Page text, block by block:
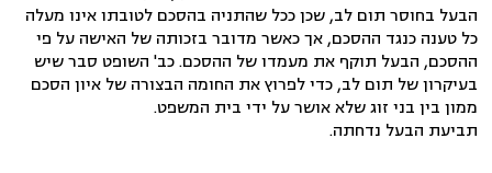
הבעל בחוסר תום לב, שכן ככל שהתניה בהסכם לטובתו אינו מעלה
כל טענה כנגד ההסכם, אך כאשר מדובר בזכותה של האישה על פי
ההסכם, הבעל תוקף את מעמדו של ההסכם. כב' השופט סבר שיש
בעיקרון של תום לב, כדי לפרוץ את החומה הבצורה של איון הסכם
ממון בין בני זוג שלא אושר על ידי בית המשפט.
תביעת הבעל נדחתה.